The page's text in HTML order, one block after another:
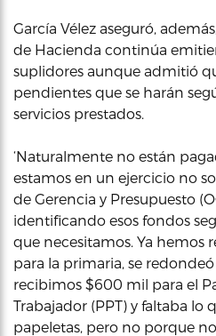
García Vélez aseguró,
de Hacienda continúa
suplidores aunque admitió
pendientes que se harán
servicios prestados.
‘Naturalmente no están
estamos en un ejercicio no
de Gerencia y Presupuesto
identificando esos fondos
que necesitamos. Ya hemos
para la primaria, se
recibimos $600 mil para el
Trabajador (PPT) y faltaba lo
papeletas, pero no porque